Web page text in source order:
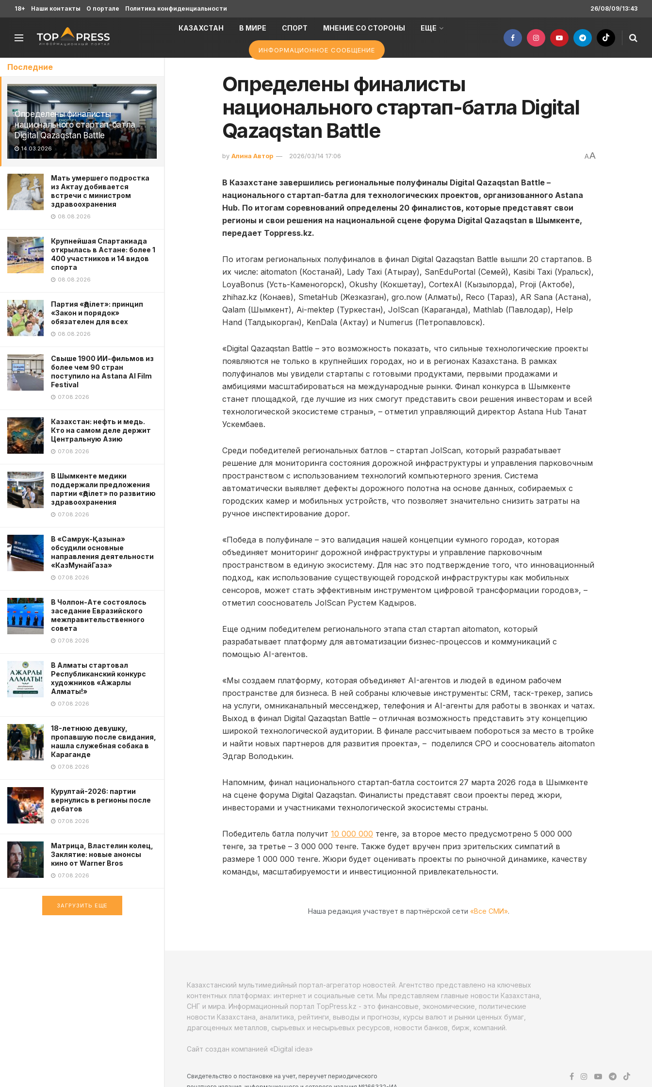
Последние
Определены финалисты
национального стартап-батла
Digital Qazaqstan Battle
14.03.2026
Мать умершего подростка
из Актау добивается
встречи с министром
здравоохранения
08.08.2026
Крупнейшая Спартакиада
открылась в Астане: более 1
400 участников и 14 видов
спорта
08.08.2026
Партия «Әділет»: принцип
«Закон и порядок»
обязателен для всех
08.08.2026
Свыше 1900 ИИ-фильмов из
более чем 90 стран
поступило на Astana AI Film
Festival
07.08.2026
Казахстан: нефть и медь.
Кто на самом деле держит
Центральную Азию
07.08.2026
В Шымкенте медики
поддержали предложения
партии «Әділет» по развитию
здравоохранения
07.08.2026
В «Самрук-Қазына»
обсудили основные
направления деятельности
«КазМунайГаза»
07.08.2026
В Чолпон-Ате состоялось
заседание Евразийского
межправительственного
совета
07.08.2026
В Алматы стартовал
Республиканский конкурс
художников «Ажарлы
Алматы!»
07.08.2026
18-летнюю девушку,
пропавшую после свидания,
нашла служебная собака в
Караганде
07.08.2026
Курултай-2026: партии
вернулись в регионы после
дебатов
07.08.2026
Матрица, Властелин колец,
Заклятие: новые анонсы
кино от Warner Bros
07.08.2026
ЗАГРУЗИТЬ ЕЩЕ
18+ Наши контакты О портале Политика конфиденциальности 26/08/09/13:43
КАЗАХСТАН В МИРЕ СПОРТ МНЕНИЕ СО СТОРОНЫ ЕЩЕ
ИНФОРМАЦИОННОЕ СООБЩЕНИЕ
Определены финалисты
национального стартап-батла Digital
Qazaqstan Battle
by Алина Автор 2026/03/14 17:06 AA
В Казахстане завершились региональные полуфиналы Digital Qazaqstan Battle –
национального стартап-батла для технологических проектов, организованного Astana
Hub. По итогам соревнований определены 20 финалистов, которые представят свои
регионы и свои решения на национальной сцене форума Digital Qazaqstan в Шымкенте,
передает Toppress.kz.
По итогам региональных полуфиналов в финал Digital Qazaqstan Battle вышли 20 стартапов. В
их числе: aitomaton (Костанай), Lady Taxi (Атырау), SanEduPortal (Семей), Kasibi Taxi (Уральск),
LoyaBonus (Усть-Каменогорск), Okushy (Кокшетау), CortexAI (Кызылорда), Proji (Актобе),
zhihaz.kz (Конаев), SmetaHub (Жезказган), gro.now (Алматы), Reco (Тараз), AR Sana (Астана),
Qalam (Шымкент), Ai-mektep (Туркестан), JolScan (Караганда), Mathlab (Павлодар), Help
Hand (Талдыкорган), KenDala (Актау) и Numerus (Петропавловск).
«Digital Qazaqstan Battle – это возможность показать, что сильные технологические проекты
появляются не только в крупнейших городах, но и в регионах Казахстана. В рамках
полуфиналов мы увидели стартапы с готовыми продуктами, первыми продажами и
амбициями масштабироваться на международные рынки. Финал конкурса в Шымкенте
станет площадкой, где лучшие из них смогут представить свои решения инвесторам и всей
технологической экосистеме страны», – отметил управляющий директор Astana Hub Танат
Ускембаев.
Среди победителей региональных батлов – стартап JolScan, который разрабатывает
решение для мониторинга состояния дорожной инфраструктуры и управления парковочным
пространством с использованием технологий компьютерного зрения. Система
автоматически выявляет дефекты дорожного полотна на основе данных, собираемых с
городских камер и мобильных устройств, что позволяет значительно снизить затраты на
ручное инспектирование дорог.
«Победа в полуфинале – это валидация нашей концепции «умного города», которая
объединяет мониторинг дорожной инфраструктуры и управление парковочным
пространством в единую экосистему. Для нас это подтверждение того, что инновационный
подход, как использование существующей городской инфраструктуры как мобильных
сенсоров, может стать эффективным инструментом цифровой трансформации городов», –
отметил сооснователь JolScan Рустем Кадыров.
Еще одним победителем регионального этапа стал стартап aitomaton, который
разрабатывает платформу для автоматизации бизнес-процессов и коммуникаций с
помощью AI-агентов.
«Мы создаем платформу, которая объединяет AI-агентов и людей в едином рабочем
пространстве для бизнеса. В ней собраны ключевые инструменты: CRM, таск-трекер, запись
на услуги, омниканальный мессенджер, телефония и AI-агенты для работы в звонках и чатах.
Выход в финал Digital Qazaqstan Battle – отличная возможность представить эту концепцию
широкой технологической аудитории. В финале рассчитываем побороться за место в тройке
и найти новых партнеров для развития проекта», – поделился CPO и сооснователь aitomaton
Эдгар Володькин.
Напомним, финал национального стартап-батла состоится 27 марта 2026 года в Шымкенте
на сцене форума Digital Qazaqstan. Финалисты представят свои проекты перед жюри,
инвесторами и участниками технологической экосистемы страны.
Победитель батла получит 10 000 000 тенге, за второе место предусмотрено 5 000 000
тенге, за третье – 3 000 000 тенге. Также будет вручен приз зрительских симпатий в
размере 1 000 000 тенге. Жюри будет оценивать проекты по рыночной динамике, качеству
команды, масштабируемости и инвестиционной привлекательности.
Наша редакция участвует в партнёрской сети «Все СМИ».
Казахстанский мультимедийный портал-агрегатор новостей. Агентство представлено на ключевых
контентных платформах: интернет и социальные сети. Мы представляем главные новости Казахстана,
СНГ и мира. Информационный портал TopPress.kz - это финансовые, экономические, политические
новости Казахстана, аналитика, рейтинги, выводы и прогнозы, курсы валют и рынки ценных бумаг,
драгоценных металлов, сырьевых и несырьевых ресурсов, новости банков, бирж, компаний.
Сайт создан компанией «Digital idea»
Свидетельство о постановке на учет, переучет периодического